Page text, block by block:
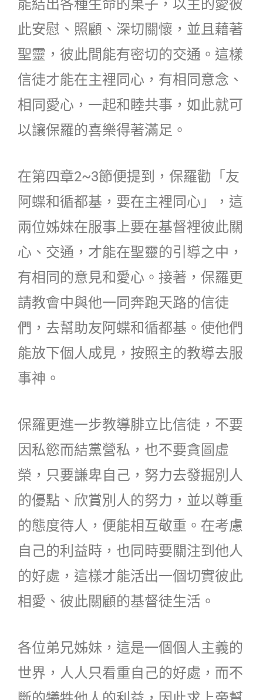
能結出各種生命的果子，以主的愛彼
此安慰、照顧、深切關懷，並且藉著
聖靈，彼此間能有密切的交通。這樣
信徒才能在主裡同心，有相同意念、
相同愛心，一起和睦共事，如此就可
以讓保羅的喜樂得著滿足。
在第四章2~3節便提到，保羅勸「友
阿蝶和循都基，要在主裡同心」，這
兩位姊妹在服事上要在基督裡彼此關
心、交通，才能在聖靈的引導之中，
有相同的意見和愛心。接著，保羅更
請教會中與他一同奔跑天路的信徒
們，去幫助友阿蝶和循都基。使他們
能放下個人成見，按照主的教導去服
事神。
保羅更進一步教導腓立比信徒，不要
因私慾而結黨營私，也不要貪圖虛
榮，只要謙卑自己，努力去發掘別人
的優點、欣賞別人的努力，並以尊重
的態度待人，便能相互敬重。在考慮
自己的利益時，也同時要關注到他人
的好處，這樣才能活出一個切實彼此
相愛、彼此關顧的基督徒生活。
各位弟兄姊妹，這是一個個人主義的
世界，人人只看重自己的好處，而不